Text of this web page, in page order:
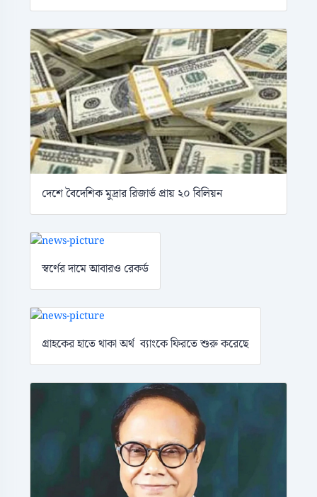
দেশে বৈদেশিক মুদ্রার রিজার্ভ প্রায় ২০ বিলিয়ন
স্বর্ণের দামে আবারও রেকর্ড
গ্রাহকের হাতে থাকা অর্থ ব্যাংকে ফিরতে শুরু করেছে